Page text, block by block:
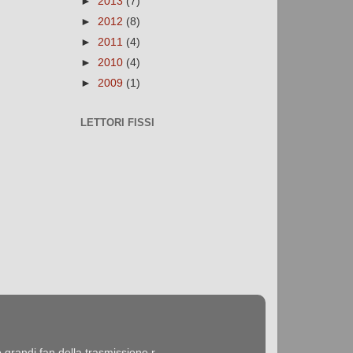
► 2012 (8)
► 2011 (4)
► 2010 (4)
► 2009 (1)
LETTORI FISSI